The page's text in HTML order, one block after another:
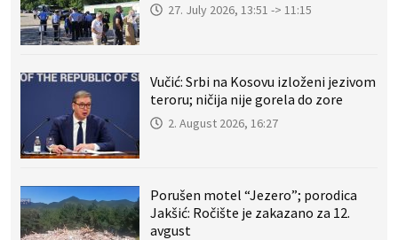
27. July 2026, 13:51 -> 11:15
Vučić: Srbi na Kosovu izloženi jezivom
teroru; ničija nije gorela do zore
2. August 2026, 16:27
Porušen motel “Jezero”; porodica
Jakšić: Ročište je zakazano za 12.
avgust